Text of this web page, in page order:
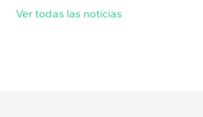
Ver todas las noticias